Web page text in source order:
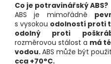
Co je potravinářský ABS?
ABS
je mimořádně
s vysokou odolností proti
odolný proti
rozměrovou stálost a má
vodou.ABS může být
cca +70°C.